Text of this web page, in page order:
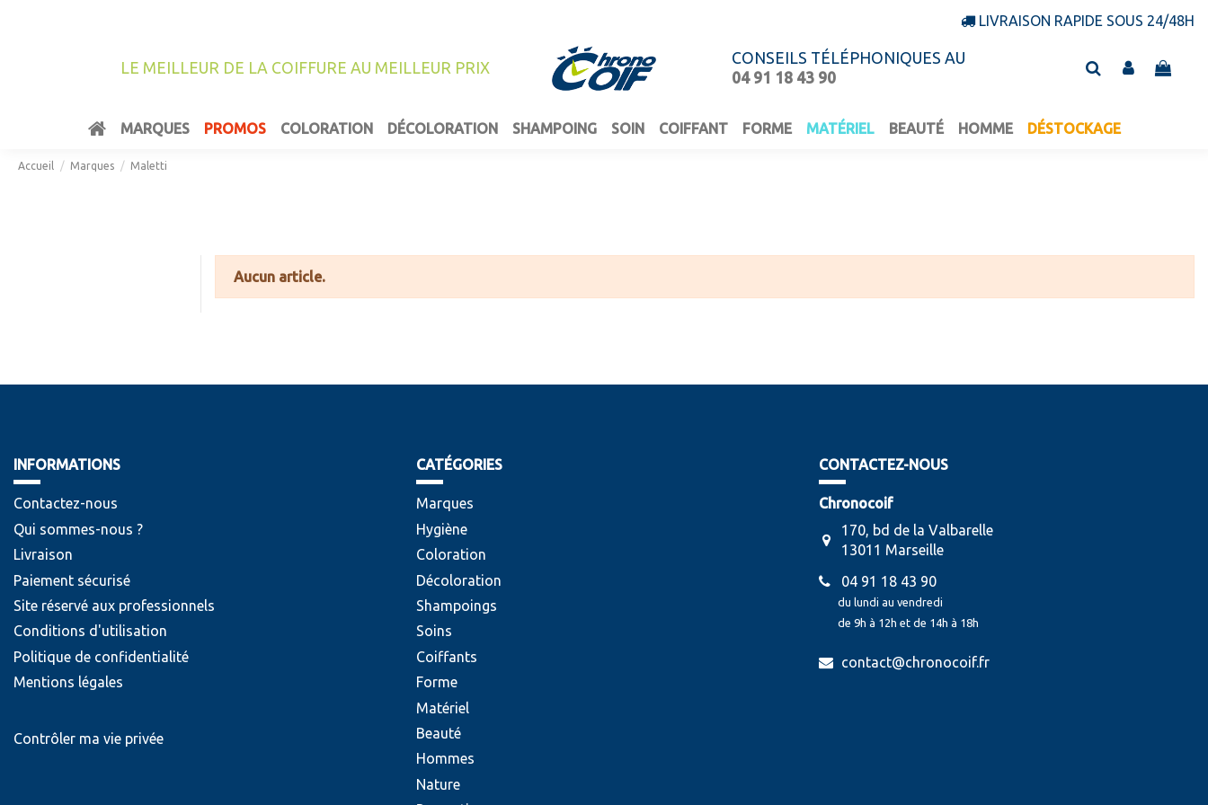
LIVRAISON RAPIDE SOUS 24/48H
LE MEILLEUR DE LA COIFFURE AU MEILLEUR PRIX
CONSEILS TÉLÉPHONIQUES AU
04 91 18 43 90
MARQUES PROMOS COLORATION DÉCOLORATION SHAMPOING SOIN COIFFANT FORME MATÉRIEL BEAUTÉ HOMME DÉSTOCKAGE
Accueil Marques Maletti
Aucun article.
INFORMATIONS
Contactez-nous
Qui sommes-nous ?
Livraison
Paiement sécurisé
Site réservé aux professionnels
Conditions d'utilisation
Politique de confidentialité
Mentions légales
Contrôler ma vie privée
CATÉGORIES
Marques
Hygiène
Coloration
Décoloration
Shampoings
Soins
Coiffants
Forme
Matériel
Beauté
Hommes
Nature
CONTACTEZ-NOUS
Chronocoif
170, bd de la Valbarelle
13011 Marseille
04 91 18 43 90
du lundi au vendredi
de 9h à 12h et de 14h à 18h
contact@chronocoif.fr